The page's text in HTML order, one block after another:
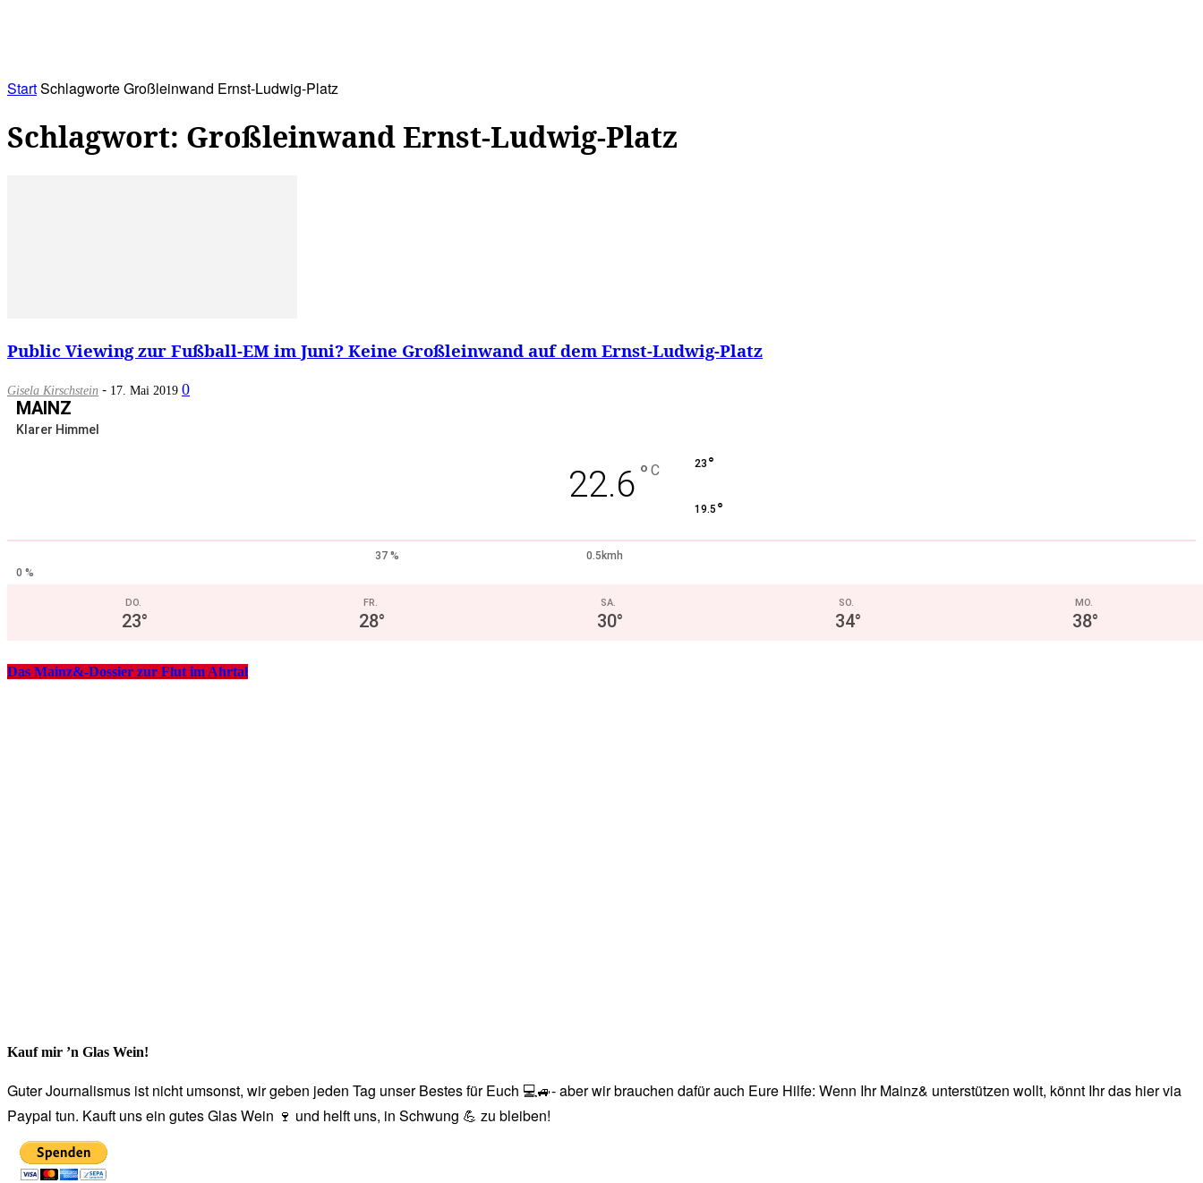
StartSchlagworteGroßleinwand Ernst-Ludwig-Platz
Schlagwort: Großleinwand Ernst-Ludwig-Platz
Public Viewing zur Fußball-EM im Juni? Keine Großleinwand auf dem Ernst-Ludwig-Platz
Gisela Kirschstein - 17. Mai 2019 0
MAINZ
Klarer Himmel
22.6 ° C 23 °
19.5 °
37 %
0.5kmh
0 %
DO.
23°
FR.
28°
SA.
30°
SO.
34°
MO.
38°
Das Mainz&-Dossier zur Flut im Ahrtal
Kauf mir ’n Glas Wein!
Guter Journalismus ist nicht umsonst, wir geben jeden Tag unser Bestes für Euch 💻🚙- aber wir brauchen dafür auch Eure Hilfe: Wenn Ihr Mainz& unterstützen wollt, könnt Ihr das hier via
Paypal tun. Kauft uns ein gutes Glas Wein 🍷 und helft uns, in Schwung 💪 zu bleiben!